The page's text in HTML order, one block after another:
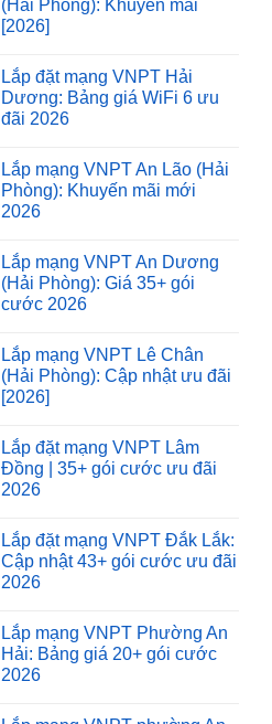
(Hải Phòng): Khuyến mãi
[2026]
Lắp đặt mạng VNPT Hải
Dương: Bảng giá WiFi 6 ưu
đãi 2026
Lắp mạng VNPT An Lão (Hải
Phòng): Khuyến mãi mới
2026
Lắp mạng VNPT An Dương
(Hải Phòng): Giá 35+ gói
cước 2026
Lắp mạng VNPT Lê Chân
(Hải Phòng): Cập nhật ưu đãi
[2026]
Lắp đặt mạng VNPT Lâm
Đồng | 35+ gói cước ưu đãi
2026
Lắp đặt mạng VNPT Đắk Lắk:
Cập nhật 43+ gói cước ưu đãi
2026
Lắp mạng VNPT Phường An
Hải: Bảng giá 20+ gói cước
2026